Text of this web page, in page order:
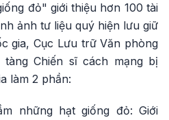
đỏ" giới thiệu hơn 100 tài
ảnh tư liệu quý hiện lưu giữ
gia, Cục Lưu trữ Văn phòng
Chiến sĩ cách mạng bị
làm 2 phần:
những hạt giống đỏ: Giới